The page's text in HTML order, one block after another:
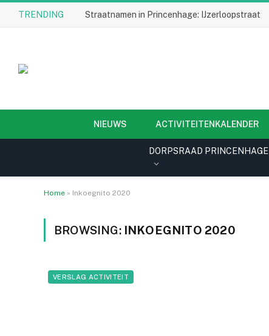
TRENDING Straatnamen in Princenhage: IJzerloopstraat
NIEUWS ACTIVITEITENKALENDER
DORPSRAAD PRINCENHAGE
Home » Inkoegnito 2020
BROWSING: INKOEGNITO 2020
VERSLAG ACTIVITEIT